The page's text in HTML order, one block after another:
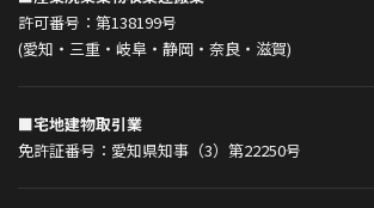
許可番号：第138199号
(愛知・三重・岐阜・静岡・奈良・滋賀)
■宅地建物取引業
免許証番号：愛知県知事（3）第22250号